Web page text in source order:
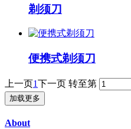
剃须刀
便携式剃须刀
上一页1下一页 转至第
加载更多
About